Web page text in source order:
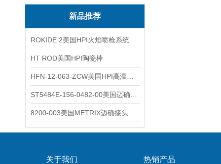
新品推荐
ROKIDE 2美国HPI火焰喷枪系统
HT ROD美国HPI陶瓷棒
8200-003美国METRIX迈确接头
关于我们 热销产品